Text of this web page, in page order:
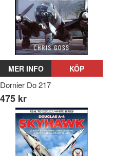
MER INFO KÖP
Dornier Do 217
475 kr